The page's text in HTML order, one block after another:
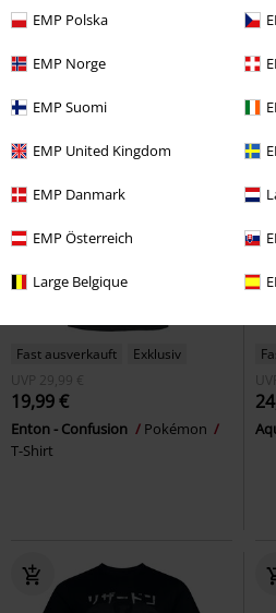
EMP Polska
EMP Norge
EMP Suomi
EMP United Kingdom
EMP Danmark
EMP Österreich
Large Belgique
Karpador - Big Splash
Fast ausverkauft
Exklusiv
UVP
29,99 €
19,99 €
Enton - Confusion
Pokémon
T-Shirt
UVP